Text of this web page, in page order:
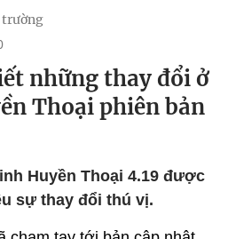
những thay đổi ở
Thoại phiên bản
Huyền Thoại 4.19 được
sự thay đổi thú vị.